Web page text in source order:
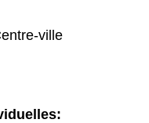
ville